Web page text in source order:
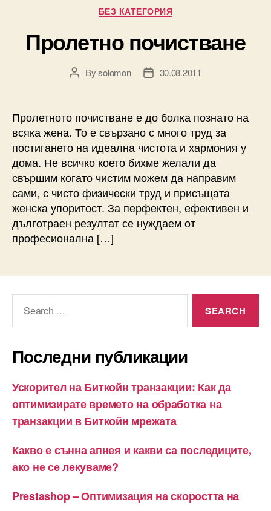
Categories
БЕЗ КАТЕГОРИЯ
Пролетно почистване
PostBysolomon
Post30.08.2011
Пролетното почистване е до болка познато на
всяка жена. То е свързано с много труд за
постигането на идеална чистота и хармония у
дома. Не всичко което бихме желали да
свършим когато чистим можем да направим
сами, с чисто физически труд и присъщата
женска упоритост. За перфектен, ефективен и
дълготраен резултат се нуждаем от
професионална […]
Последни публикации
Ускорител на Биткойн транзакции: Как да
оптимизирате времето на обработка на
транзакции в Биткойн мрежата
Какво е сънна апнея и какви са последиците,
ако не се лекуваме?
Prestashop – Оптимизация на скоростта на